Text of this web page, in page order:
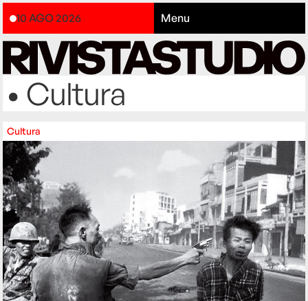
10 AGO 2026 Menu
• Cultura
Cultura